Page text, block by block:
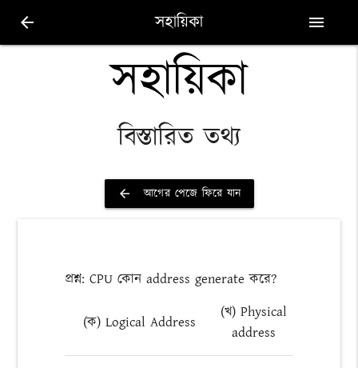
arrow_back সহায়িকা menu
সহায়িকা
বিস্তারিত তথ্য
arrow_back আগের পেজে ফিরে যান
প্রশ্ন: CPU কোন address generate করে?
(ক) Logical Address
(খ) Physical
address